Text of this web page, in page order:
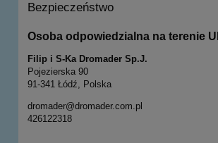
Bezpieczeństwo
Osoba odpowiedzialna na terenie
Filip i S-Ka Dromader Sp.J.
Pojezierska 90
91-341 Łódź, Polska
dromader@dromader.com.pl
426122318